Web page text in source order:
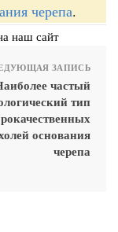
черепа.
наш сайт
ЗАПИСЬ
частый
тип
основания
черепа